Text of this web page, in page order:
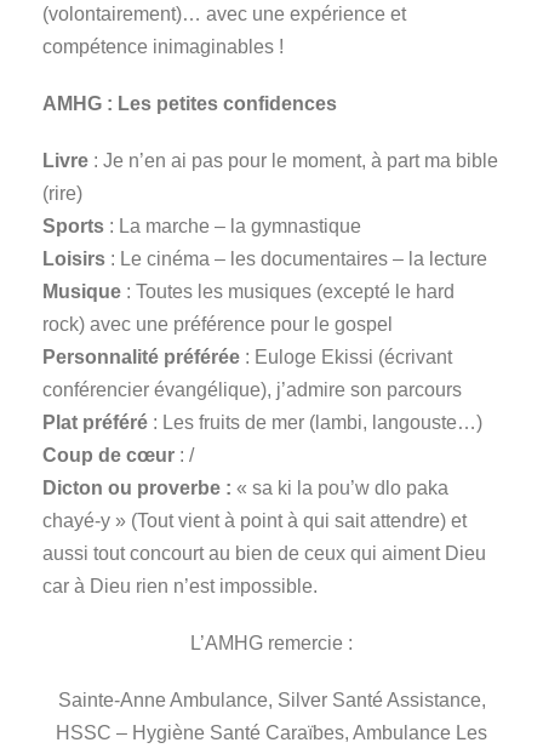
(volontairement)… avec une expérience et
compétence inimaginables !
AMHG : Les petites confidences
Livre : Je n’en ai pas pour le moment, à part ma bible
(rire)
Sports : La marche – la gymnastique
Loisirs : Le cinéma – les documentaires – la lecture
Musique : Toutes les musiques (excepté le hard
rock) avec une préférence pour le gospel
Personnalité préférée : Euloge Ekissi (écrivant
conférencier évangélique), j’admire son parcours
Plat préféré : Les fruits de mer (lambi, langouste…)
Coup de cœur : /
Dicton ou proverbe : « sa ki la pou’w dlo paka
chayé-y » (Tout vient à point à qui sait attendre) et
aussi tout concourt au bien de ceux qui aiment Dieu
car à Dieu rien n’est impossible.
L’AMHG remercie :
Sainte-Anne Ambulance, Silver Santé Assistance,
HSSC – Hygiène Santé Caraïbes, Ambulance Les